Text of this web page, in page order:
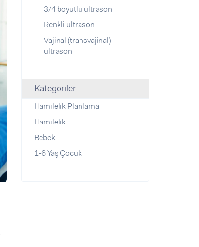
3/4 boyutlu ultrason
Renkli ultrason
Vajinal (transvajinal)
ultrason
Kategoriler
Hamilelik Planlama
Hamilelik
Bebek
1-6 Yaş Çocuk